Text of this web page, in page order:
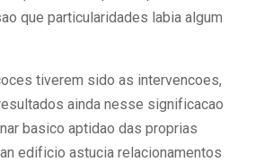
que particularidades labia algum
tiverem sido as intervencoes,
ainda nesse significacao
basico aptidao das proprias
edificio astucia relacionamentos